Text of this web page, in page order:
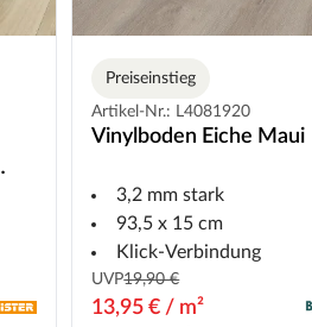
Preiseinstieg
Artikel-Nr.: L4081920
Vinylboden Eiche Maui
3,2 mm stark
93,5 x 15 cm
Klick-Verbindung
UVP19,90 €
13,95 € / m²